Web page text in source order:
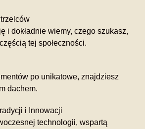
i dokładnie wiemy, czego szukasz,
tej społeczności.
po unikatowe, znajdziesz
dachem.
i Innowacji
technologii, wspartą